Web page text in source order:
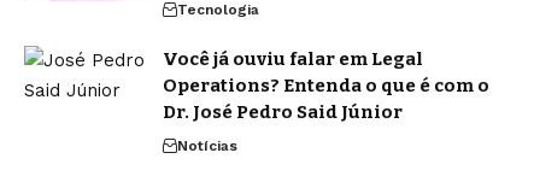
Tecnologia
Você já ouviu falar em Legal
Operations? Entenda o que é com o
Dr. José Pedro Said Júnior
Notícias